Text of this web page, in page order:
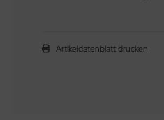
Artikeldatenblatt drucken